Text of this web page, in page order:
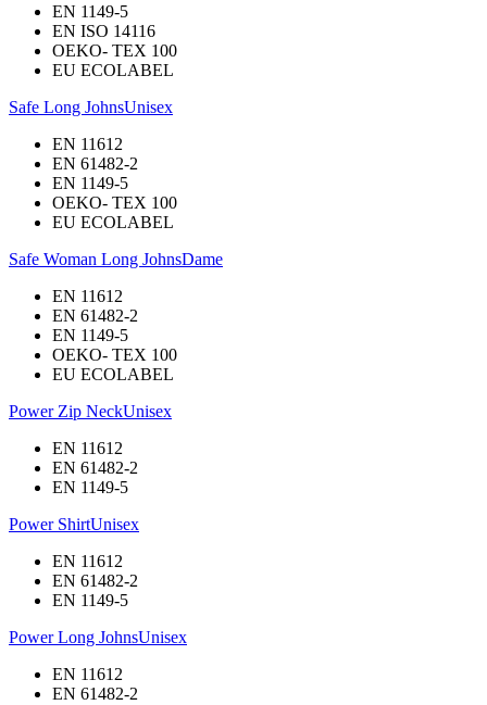
EN 1149-5
EN ISO 14116
OEKO- TEX 100
EU ECOLABEL
Safe Long JohnsUnisex
EN 11612
EN 61482-2
EN 1149-5
OEKO- TEX 100
EU ECOLABEL
Safe Woman Long JohnsDame
EN 11612
EN 61482-2
EN 1149-5
OEKO- TEX 100
EU ECOLABEL
Power Zip NeckUnisex
EN 11612
EN 61482-2
EN 1149-5
Power ShirtUnisex
EN 11612
EN 61482-2
EN 1149-5
Power Long JohnsUnisex
EN 11612
EN 61482-2